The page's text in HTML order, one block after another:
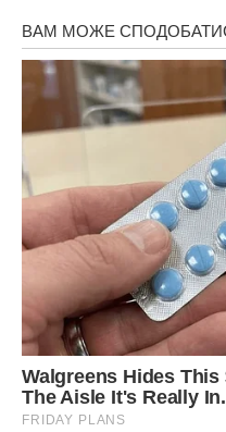
Миру та добра вам,
добре!
Фото ілюстративне –
Сподобалася стаття?